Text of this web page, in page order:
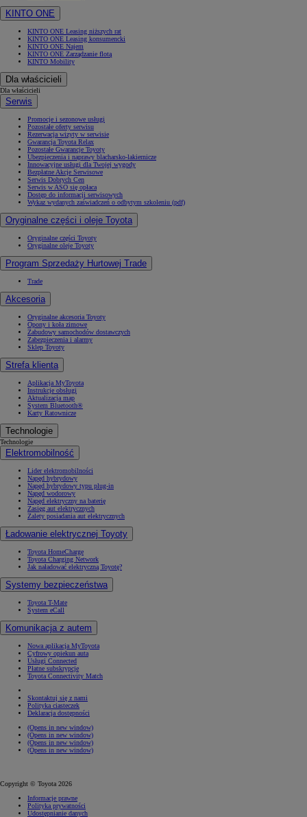
KINTO ONE
KINTO ONE Leasing niższych rat
KINTO ONE Leasing konsumencki
KINTO ONE Najem
KINTO ONE Zarządzanie flotą
KINTO Mobility
Dla właścicieli
Dla właścicieli
Serwis
Promocje i sezonowe usługi
Pozostałe oferty serwisu
Rezerwacja wizyty w serwisie
Gwarancja Toyota Relax
Pozostałe Gwarancje Toyoty
Ubezpieczenia i naprawy blacharsko-lakiernicze
Innowacyjne usługi dla Twojej wygody
Bezpłatne Akcje Serwisowe
Serwis Dobrych Cen
Serwis w ASO się opłaca
Dostęp do informacji serwisowych
Wykaz wydanych zaświadczeń o odbytym szkoleniu (pdf)
Oryginalne części i oleje Toyota
Oryginalne części Toyoty
Oryginalne oleje Toyoty
Program Sprzedaży Hurtowej Trade
Trade
Akcesoria
Oryginalne akcesoria Toyoty
Opony i koła zimowe
Zabudowy samochodów dostawczych
Zabezpieczenia i alarmy
Sklep Toyoty
Strefa klienta
Aplikacja MyToyota
Instrukcje obsługi
Aktualizacja map
System Bluetooth®
Karty Ratownicze
Technologie
Technologie
Elektromobilność
Lider elektromobilności
Napęd hybrydowy
Napęd hybrydowy typu plug-in
Napęd wodorowy
Napęd elektryczny na baterię
Zasięg aut elektrycznych
Zalety posiadania aut elektrycznych
Ładowanie elektrycznej Toyoty
Toyota HomeCharge
Toyota Charging Network
Jak naładować elektryczną Toyotę?
Systemy bezpieczeństwa
Toyota T-Mate
System eCall
Komunikacja z autem
Nowa aplikacja MyToyota
Cyfrowy opiekun auta
Usługi Connected
Płatne subskrypcje
Toyota Connectivity Match
Skontaktuj się z nami
Polityka ciasteczek
Deklaracja dostępności
(Opens in new window)
(Opens in new window)
(Opens in new window)
(Opens in new window)
Copyright © Toyota 2026
Informacje prawne
Polityka prywatności
Udostępnianie danych